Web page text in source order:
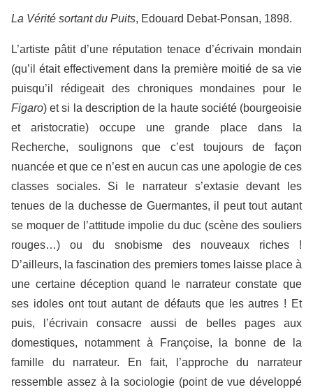
La Vérité sortant du Puits, Edouard Debat-Ponsan, 1898.
L’artiste pâtit d’une réputation tenace d’écrivain mondain
(qu’il était effectivement dans la première moitié de sa vie
puisqu’il rédigeait des chroniques mondaines pour le
Figaro) et si la description de la haute société (bourgeoisie
et aristocratie) occupe une grande place dans la
Recherche, soulignons que c’est toujours de façon
nuancée et que ce n’est en aucun cas une apologie de ces
classes sociales. Si le narrateur s’extasie devant les
tenues de la duchesse de Guermantes, il peut tout autant
se moquer de l’attitude impolie du duc (scène des souliers
rouges…) ou du snobisme des nouveaux riches !
D’ailleurs, la fascination des premiers tomes laisse place à
une certaine déception quand le narrateur constate que
ses idoles ont tout autant de défauts que les autres ! Et
puis, l’écrivain consacre aussi de belles pages aux
domestiques, notamment à Françoise, la bonne de la
famille du narrateur. En fait, l’approche du narrateur
ressemble assez à la sociologie (point de vue développé